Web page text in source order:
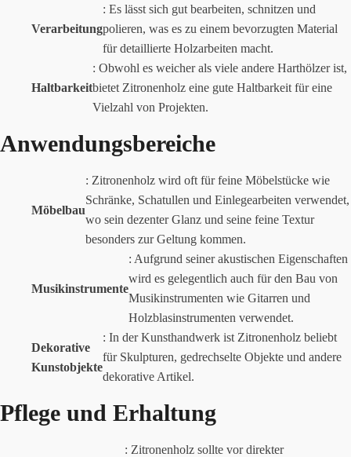
Verarbeitung
: Es lässt sich gut bearbeiten, schnitzen und
polieren, was es zu einem bevorzugten Material
für detaillierte Holzarbeiten macht.
Haltbarkeit
: Obwohl es weicher als viele andere Harthölzer ist,
bietet Zitronenholz eine gute Haltbarkeit für eine
Vielzahl von Projekten.
Anwendungsbereiche
Möbelbau
: Zitronenholz wird oft für feine Möbelstücke wie
Schränke, Schatullen und Einlegearbeiten verwendet,
wo sein dezenter Glanz und seine feine Textur
besonders zur Geltung kommen.
Musikinstrumente
: Aufgrund seiner akustischen Eigenschaften
wird es gelegentlich auch für den Bau von
Musikinstrumenten wie Gitarren und
Holzblasinstrumenten verwendet.
Dekorative
Kunstobjekte
: In der Kunsthandwerk ist Zitronenholz beliebt
für Skulpturen, gedrechselte Objekte und andere
dekorative Artikel.
Pflege und Erhaltung
: Zitronenholz sollte vor direkter